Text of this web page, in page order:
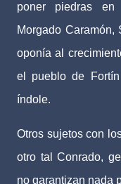
poner piedras
Morgado
oponía al
el pueblo de
índole.
Otros sujetos con
otro tal Conrado,
no garantizan nada